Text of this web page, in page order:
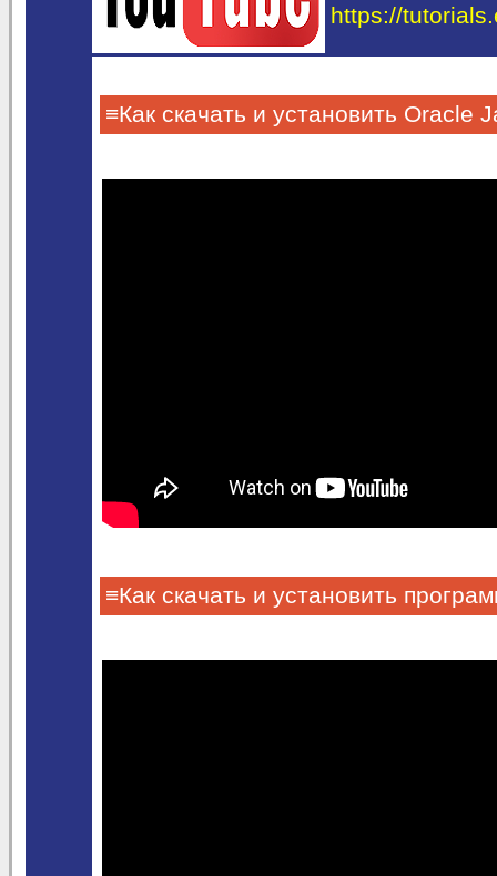
https://
≡Как скачать и установить Oracle
≡Как скачать и установить